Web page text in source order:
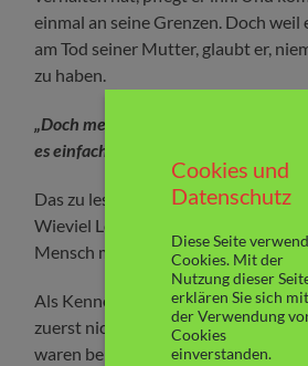
einmal an seine Grenzen. Doch
am Tod seiner Mutter, glaubt er,
zu haben.
„Doch mein Herz konnte nicht
es einfach schon zu oft gebrochen
Das zu lesen hat mir beim Lesen
Wieviel Leid er erfahren hat. Und
Mensch mit guten Werten
Als Kennedy wieder in seinem
zuerst nichts mit ihr zu tun haben,
waren bereits als Kinder
Cookies und
Datenschutz
Diese Seite
Cookies. Mit der
Nutzung dieser
erklären Sie sich mit
der Verwendung
Cookies
einverstanden.